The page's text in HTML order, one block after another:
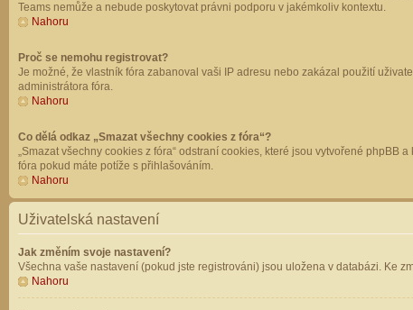
Teams nemůže a nebude poskytovat právni podporu v jakémkoliv kontextu.
Nahoru
Proč se nemohu registrovat?
Je možné, že vlastník fóra zabanoval vaši IP adresu nebo zakázal použití
administrátora fóra.
Nahoru
Co dělá odkaz „Smazat všechny cookies z fóra“?
„Smazat všechny cookies z fóra“ odstraní cookies, které jsou vytvořené
fóra pokud máte potíže s přihlašováním.
Nahoru
Uživatelská nastavení
Jak změním svoje nastavení?
Všechna vaše nastavení (pokud jste registrováni) jsou uložena v databázi. Ke
Nahoru